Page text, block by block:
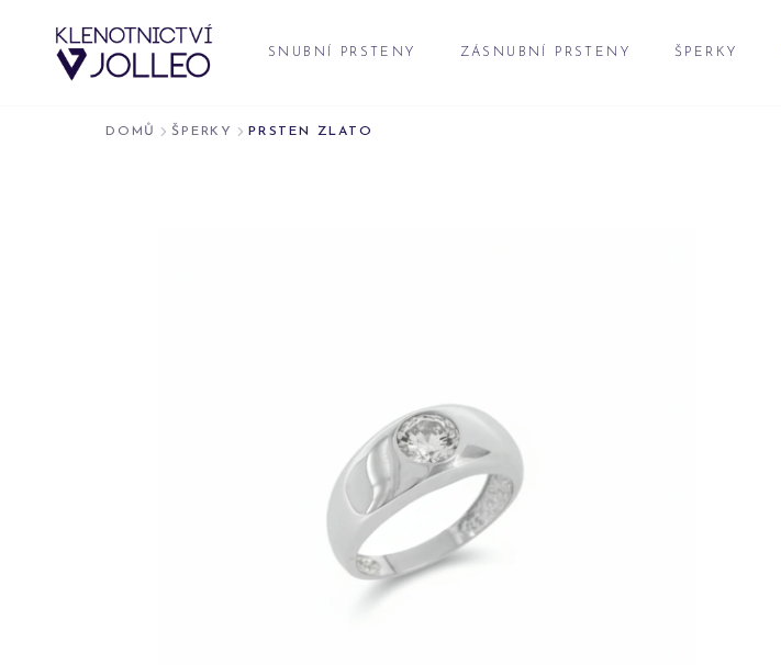
SNUBNÍ PRSTENY ZÁSNUBNÍ PRSTENY ŠPERKY
DOMŮ ŠPERKY PRSTEN ZLATO